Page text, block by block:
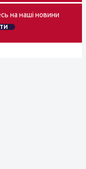
на наші новини